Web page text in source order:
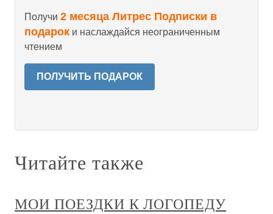
Получи 2 месяца Литрес Подписки в
подарок и наслаждайся неограниченным
чтением
ПОЛУЧИТЬ ПОДАРОК
Читайте также
МОИ ПОЕЗДКИ К ЛОГОПЕДУ